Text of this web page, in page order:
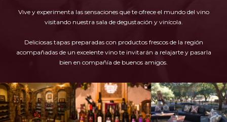
como blue cheese, roquefort, gorgonzola y quesos de
pasta dura.
Vive y experimenta las sensaciones que te ofrece el mundo del vino
visitando nuestra sala de degustación y vinícola.
Deliciosas tapas preparadas con productos frescos de la región
acompañadas de un excelente vino te invitarán a relajarte y pasarla
bien en compañía de buenos amigos.